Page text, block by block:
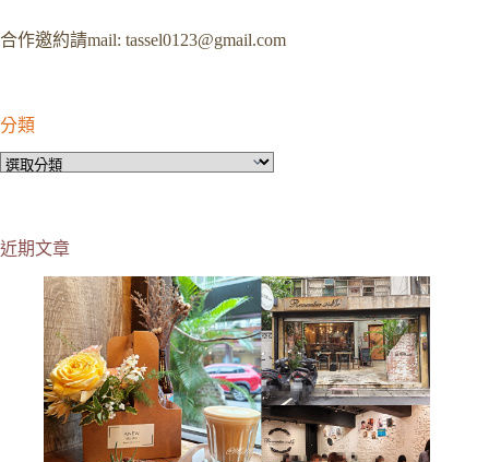
合作邀約請mail: tassel0123@gmail.com
分類
分
近期文章